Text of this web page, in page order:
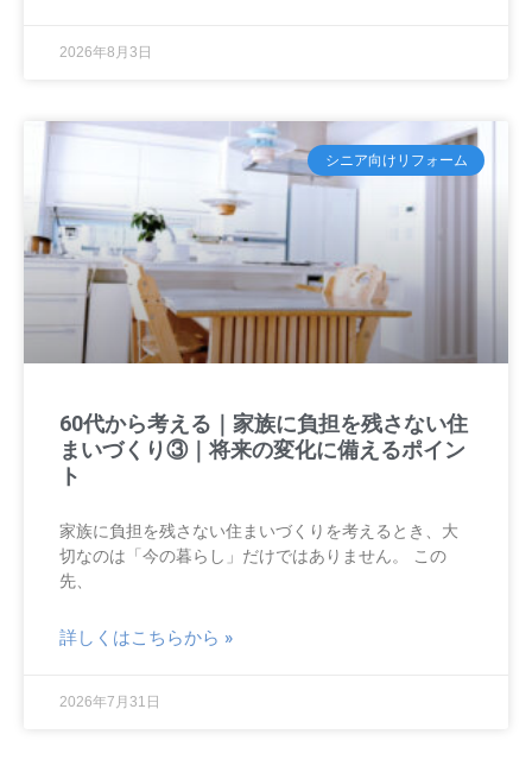
2026年8月3日
シニア向けリフォーム
60代から考える｜家族に負担を残さない住
まいづくり③｜将来の変化に備えるポイン
ト
家族に負担を残さない住まいづくりを考えるとき、大
切なのは「今の暮らし」だけではありません。 この
先、
詳しくはこちらから »
2026年7月31日